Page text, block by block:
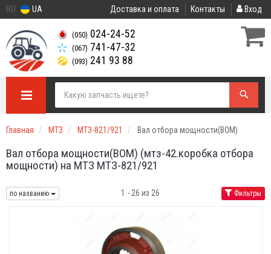
RU UA Доставка и оплата Контакты Вход
(050) 024-24-52
(067) 741-47-32
(093) 241 93 88
Главная МТЗ МТЗ-821/921 Вал отбора мощности(ВОМ)
Вал отбора мощности(ВОМ) (мтз-42.коробка отбора
мощности) на МТЗ МТЗ-821/921
по названию 1 - 26 из 26 Фильтры